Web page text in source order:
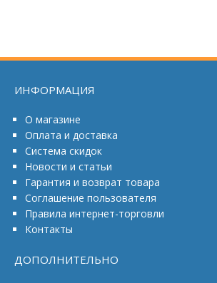
ИНФОРМАЦИЯ
О магазине
Оплата и доставка
Система скидок
Новости и статьи
Гарантия и возврат товара
Соглашение пользователя
Правила интернет-торговли
Контакты
ДОПОЛНИТЕЛЬНО